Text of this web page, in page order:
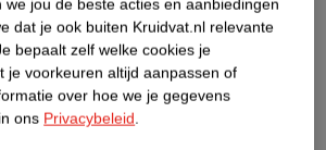
Alle Geschenkset voor hem
we jou de beste acties en aanbiedingen
dat je ook buiten Kruidvat.nl relevante
bepaalt zelf welke cookies je
je voorkeuren altijd aanpassen of
over hoe we je gegevens
ons Privacybeleid.